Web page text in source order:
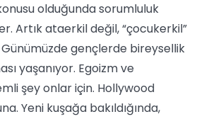
olduğunda sorumluluk
Artık ataerkil değil, “çocukerkil”
gençlerde bireysellik
yaşanıyor. Egoizm ve
şey onlar için. Hollywood
Yeni kuşağa bakıldığında,